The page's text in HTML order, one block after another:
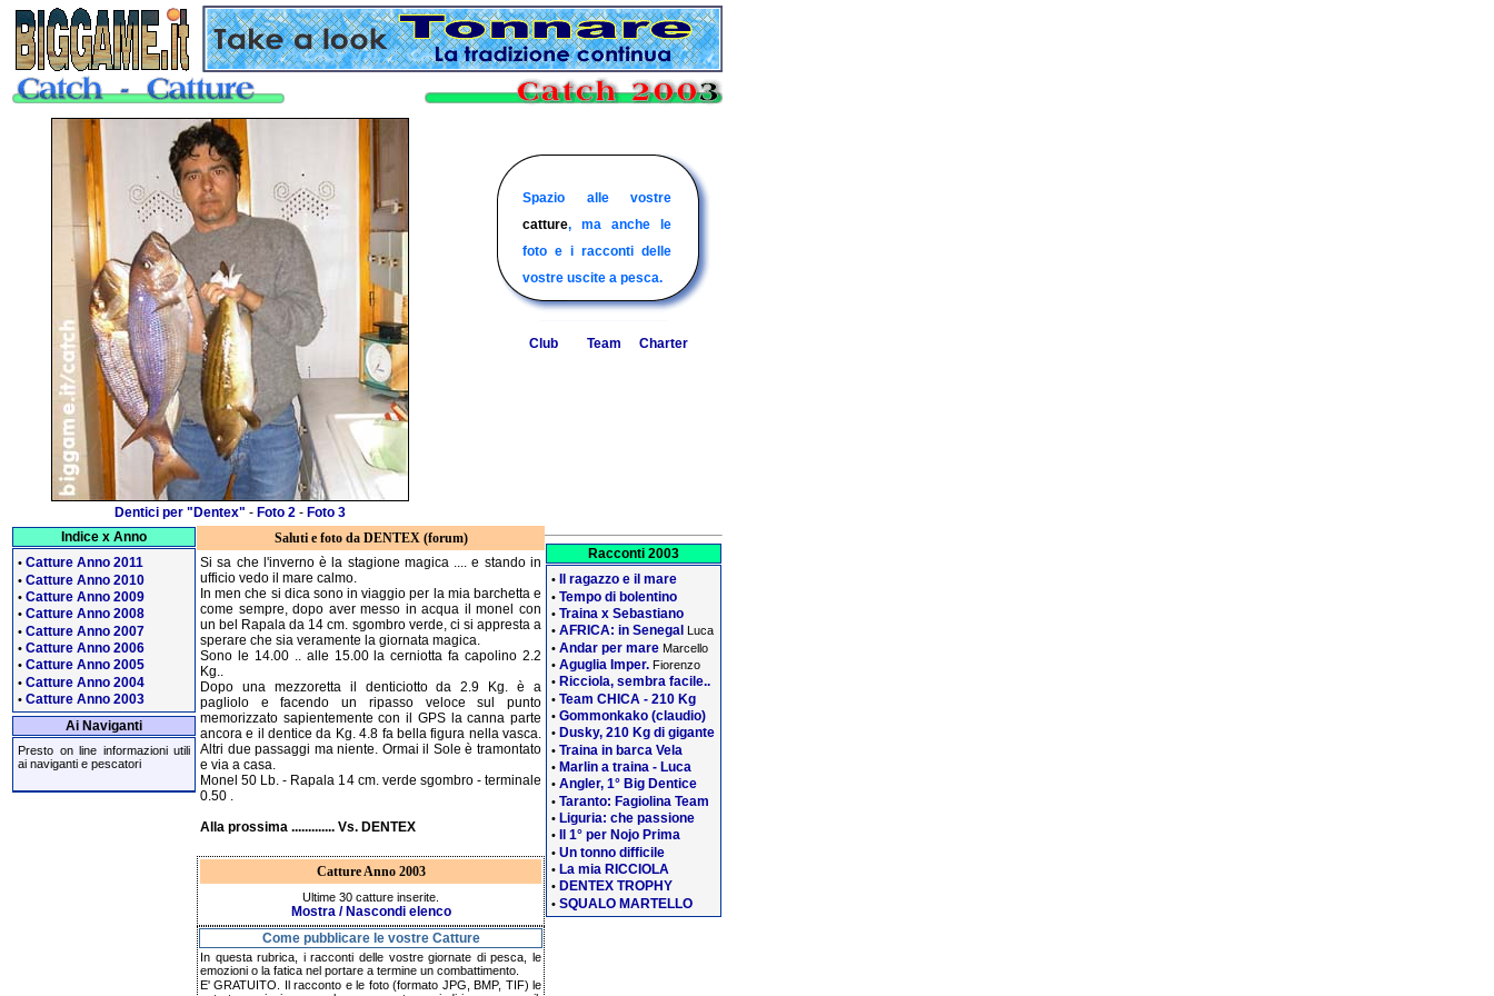
Club Team Charter
Spazio alle vostre
catture, ma anche le
foto e i racconti delle
vostre uscite a pesca.
Il sito delle barche e
degli equipaggi di
pesca d'altura italiani..
I club o circoli nautici
ospiti di biggame.it, info
sulle loro attività.
I charter italiani per la
pesca d'altura al tonno,
squali, alalunghe, nei
nostri mari.
Indice x Anno
• Catture Anno 2011
• Catture Anno 2010
• Catture Anno 2009
• Catture Anno 2008
• Catture Anno 2007
• Catture Anno 2006
• Catture Anno 2005
• Catture Anno 2004
• Catture Anno 2003
Ai Naviganti
Presto on line informazioni utili
ai naviganti e pescatori
Saluti e foto da DENTEX (forum)
Si sa che l'inverno è la stagione magica .... e stando in
ufficio vedo il mare calmo.
In men che si dica sono in viaggio per la mia barchetta e
come sempre, dopo aver messo in acqua il monel con
un bel Rapala da 14 cm. sgombro verde, ci si appresta a
sperare che sia veramente la giornata magica.
Sono le 14.00 .. alle 15.00 la cerniotta fa capolino 2.2
Kg..
Dopo una mezzoretta il denticiotto da 2.9 Kg. è a
pagliolo e facendo un ripasso veloce sul punto
memorizzato sapientemente con il GPS la canna parte
ancora e il dentice da Kg. 4.8 fa bella figura nella vasca.
Altri due passaggi ma niente. Ormai il Sole è tramontato
e via a casa.
Monel 50 Lb. - Rapala 14 cm. verde sgombro - terminale
0.50 .
Alla prossima ............. Vs. DENTEX
Catture Anno 2003
Ultime 30 catture inserite.
Mostra / Nascondi elenco
Come pubblicare le vostre Catture
In questa rubrica, i racconti delle vostre giornate di pesca, le
emozioni o la fatica nel portare a termine un combattimento.
E' GRATUITO. Il racconto e le foto (formato JPG, BMP, TIF) le
Racconti 2003
• Il ragazzo e il mare
• Tempo di bolentino
• Traina x Sebastiano
• AFRICA: in Senegal
Luca
• Andar per mare Marcello
• Aguglia Imper. Fiorenzo
• Ricciola, sembra facile..
• Team CHICA - 210 Kg
• Gommonkako (claudio)
• Dusky, 210 Kg di gigante
• Traina in barca Vela
• Marlin a traina - Luca
• Angler, 1° Big Dentice
• Taranto: Fagiolina Team
• Liguria: che passione
• Il 1° per Nojo Prima
• Un tonno difficile
• La mia RICCIOLA
• DENTEX TROPHY
• SQUALO MARTELLO
Dentici per "Dentex" - Foto 2 - Foto 3